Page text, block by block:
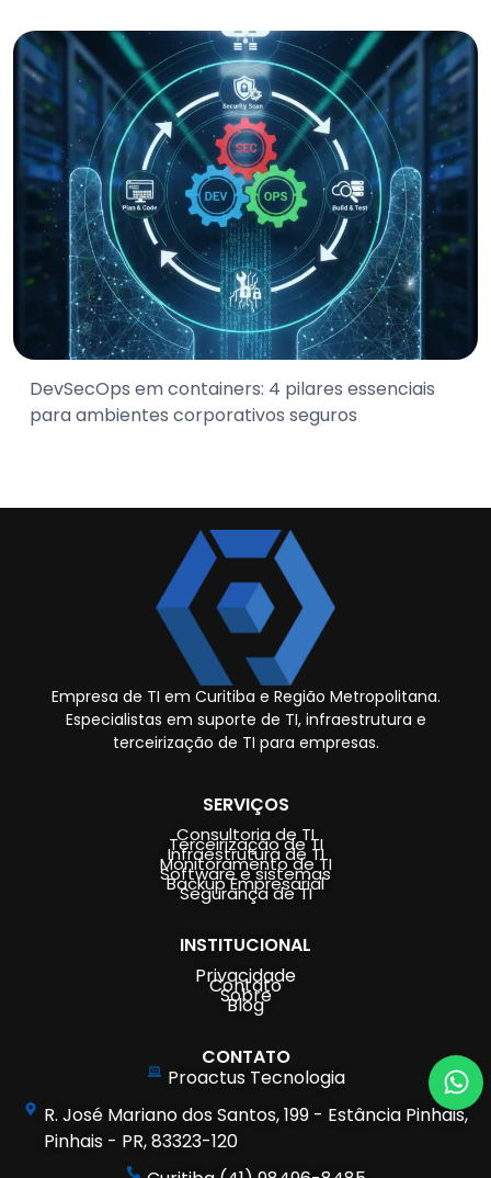
DevSecOps em containers: 4 pilares essenciais
para ambientes corporativos seguros
Empresa de TI em Curitiba e Região Metropolitana.
Especialistas em suporte de TI, infraestrutura e
terceirização de TI para empresas.
SERVIÇOS
Consultoria de TI
Terceirização de TI
Infraestrutura de TI
Monitoramento de TI
Software e sistemas
Backup Empresarial
Segurança de TI
INSTITUCIONAL
Privacidade
Contato
Sobre
Blog
CONTATO
Proactus Tecnologia
R. José Mariano dos Santos, 199 - Estância Pinhais,
Pinhais - PR, 83323-120